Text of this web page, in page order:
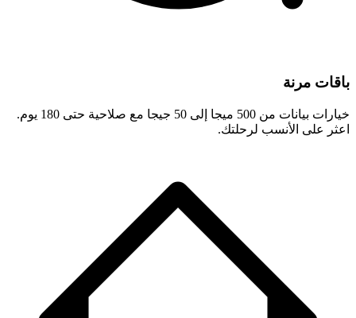
باقات مرنة
خيارات بيانات من 500 ميجا إلى 50 جيجا مع صلاحية حتى 180 يوم.
اعثر على الأنسب لرحلتك.